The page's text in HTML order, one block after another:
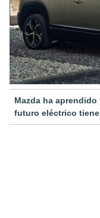
Mazda ha
futuro eléctrico